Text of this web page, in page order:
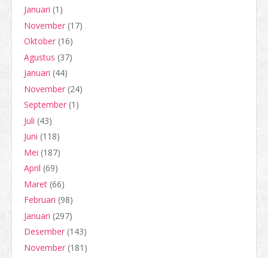
Januari (1)
November (17)
Oktober (16)
Agustus (37)
Januari (44)
November (24)
September (1)
Juli (43)
Juni (118)
Mei (187)
April (69)
Maret (66)
Februari (98)
Januari (297)
Desember (143)
November (181)